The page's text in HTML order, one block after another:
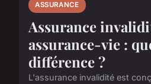
ASSURANCE
Assurance
assurance-vie :
différence ?
L'assurance invalidité est